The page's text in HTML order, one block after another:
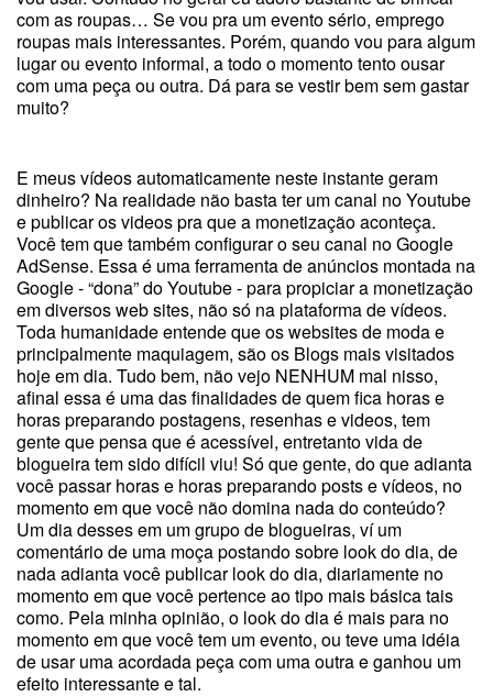
com as roupas… Se vou pra um evento sério, emprego
roupas mais interessantes. Porém, quando vou para algum
lugar ou evento informal, a todo o momento tento ousar
com uma peça ou outra. Dá para se vestir bem sem gastar
muito?
E meus vídeos automaticamente neste instante geram
dinheiro? Na realidade não basta ter um canal no Youtube
e publicar os videos pra que a monetização aconteça.
Você tem que também configurar o seu canal no Google
AdSense. Essa é uma ferramenta de anúncios montada na
Google - “dona” do Youtube - para propiciar a monetização
em diversos web sites, não só na plataforma de vídeos.
Toda humanidade entende que os websites de moda e
principalmente maquiagem, são os Blogs mais visitados
hoje em dia. Tudo bem, não vejo NENHUM mal nisso,
afinal essa é uma das finalidades de quem fica horas e
horas preparando postagens, resenhas e videos, tem
gente que pensa que é acessível, entretanto vida de
blogueira tem sido difícil viu! Só que gente, do que adianta
você passar horas e horas preparando posts e vídeos, no
momento em que você não domina nada do conteúdo?
Um dia desses em um grupo de blogueiras, ví um
comentário de uma moça postando sobre look do dia, de
nada adianta você publicar look do dia, diariamente no
momento em que você pertence ao tipo mais básica tais
como. Pela minha opinião, o look do dia é mais para no
momento em que você tem um evento, ou teve uma idéia
de usar uma acordada peça com uma outra e ganhou um
efeito interessante e tal.